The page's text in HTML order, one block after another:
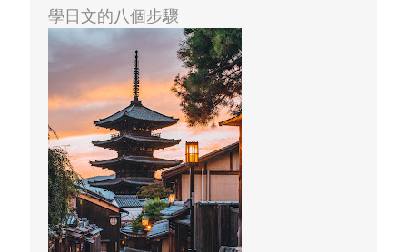
學日文的八個步驟